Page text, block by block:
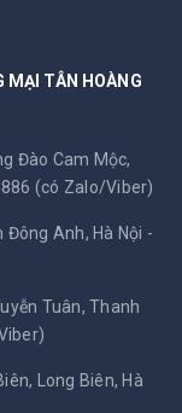
MẠI TÂN HOÀNG
Đào Cam Mộc,
(có Zalo/Viber)
Anh, Hà Nội -
Tuân, Thanh
Long Biên, Hà